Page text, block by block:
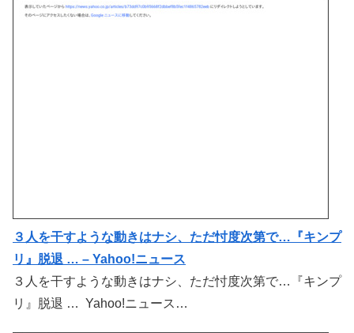
３人を干すような動きはナシ、ただ忖度次第で…『キンプ
リ』脱退 … – Yahoo!ニュース
３人を干すような動きはナシ、ただ忖度次第で…『キンプ
リ』脱退 … Yahoo!ニュース…